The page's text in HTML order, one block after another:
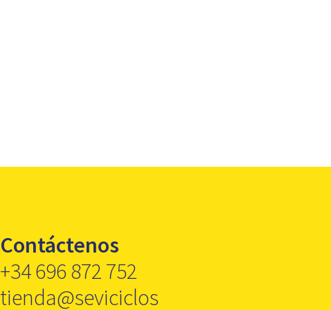
Contáctenos
+34 696 872 752
tienda@seviciclos